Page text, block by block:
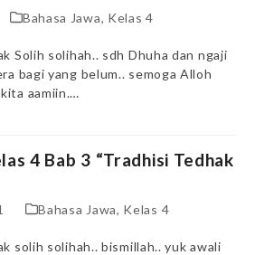
Bahasa Jawa, Kelas 4
Solih solihah.. sdh Dhuha dan ngaji
bagi yang belum.. semoga Alloh
aamiin.…
4 Bab 3 “Tradhisi Tedhak
Bahasa Jawa, Kelas 4
solih solihah.. bismillah.. yuk awali